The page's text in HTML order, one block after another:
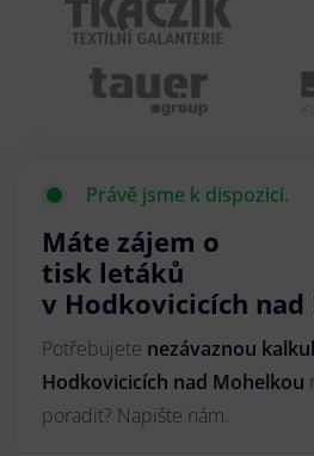
Právě jsme k dispozici.
Máte zájem o
tisk letáků
v Hodkovicicích nad
Potřebujete nezávaznou
Hodkovicicích nad Mohelkou
poradit? Napište nám.